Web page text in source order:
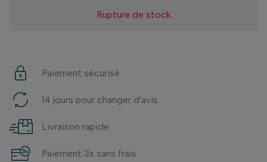
Rupture de stock
Paiement sécurisé
14 jours pour changer d'avis
Livraison rapide
Paiement 3x sans frais